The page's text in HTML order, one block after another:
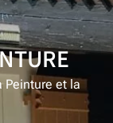
Peinture et la